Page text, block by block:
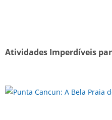
Atividades Imperdíveis